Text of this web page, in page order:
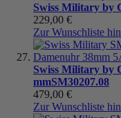
Swiss Military by
229,00 €
Zur Wunschliste
Swiss Military by
mmSM30207.08
479,00 €
Zur Wunschliste